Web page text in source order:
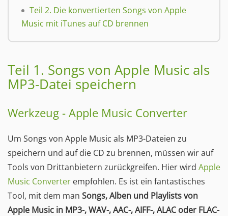
Teil 2. Die konvertierten Songs von Apple
Music mit iTunes auf CD brennen
Teil 1. Songs von Apple Music als
MP3-Datei speichern
Werkzeug - Apple Music Converter
Um Songs von Apple Music als MP3-Dateien zu
speichern und auf die CD zu brennen, müssen wir auf
Tools von Drittanbietern zurückgreifen. Hier wird Apple
Music Converter empfohlen. Es ist ein fantastisches
Tool, mit dem man Songs, Alben und Playlists von
Apple Music in MP3-, WAV-, AAC-, AIFF-, ALAC oder FLAC-